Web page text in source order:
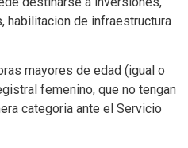
habilitacion de infraestructura
mayores de edad (igual o
femenino, que no tengan
categoria ante el Servicio